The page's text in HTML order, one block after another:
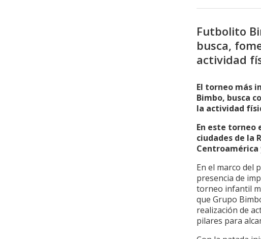
Futbolito
busca,
actividad
El torneo más
Bimbo, busca
la actividad
En este torneo
ciudades de la
Centroamérica
En el marco del
presencia de
torneo infantil
que Grupo
realización de
pilares para